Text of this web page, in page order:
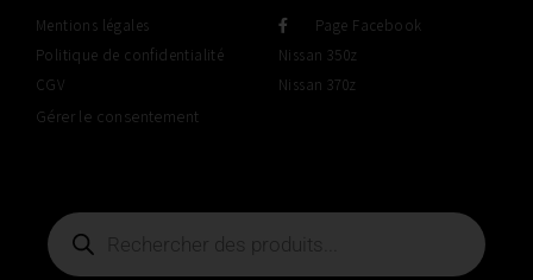
Mentions légales
Politique de confidentialité
CGV
Gérer le consentement
Page Facebook
Nissan 350z
Nissan 370z